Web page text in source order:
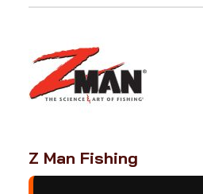
Z Man Fishing